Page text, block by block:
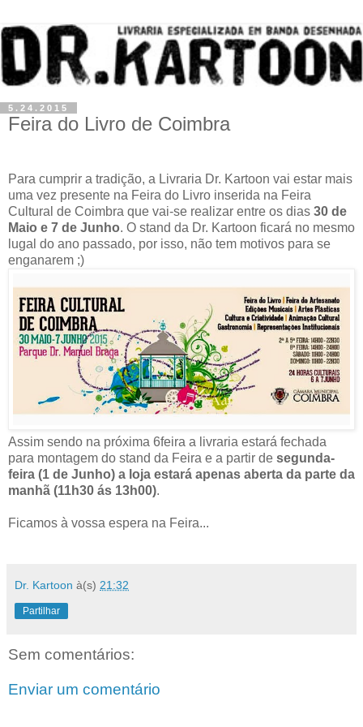
5.24.2015
Feira do Livro de Coimbra
Para cumprir a tradição, a Livraria Dr. Kartoon vai estar mais
uma vez presente na Feira do Livro inserida na Feira
Cultural de Coimbra que vai-se realizar entre os dias 30 de
Maio e 7 de Junho. O stand da Dr. Kartoon ficará no mesmo
lugal do ano passado, por isso, não tem motivos para se
enganarem ;)
Assim sendo na próxima 6feira a livraria estará fechada
para montagem do stand da Feira e a partir de segunda-
feira (1 de Junho) a loja estará apenas aberta da parte da
manhã (11h30 ás 13h00).
Ficamos à vossa espera na Feira...
Dr. Kartoon à(s) 21:32
Partilhar
Sem comentários:
Enviar um comentário